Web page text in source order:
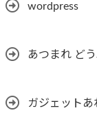
wordpress
あつまれ ど
ガジェットあ